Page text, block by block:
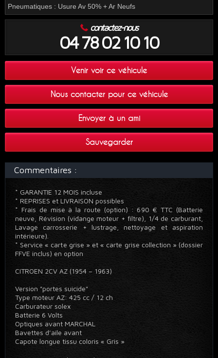
Pneumatiques : Usure Av 50% + Ar Neufs
Venir voir ce véhicule
Nous contacter pour ce véhicule
Envoyer à un ami
Sauvegarder
contactez-nous
04 78 02 10 10
Commentaires :
* GARANTIE 12 MOIS incluse
* REPRISES et LIVRAISON possibles
* Frais de mise à la route (option) : 690 € TTC (Batterie
neuve, Révision (vidange moteur + filtre), 1/4 de carburant,
Lavage carrosserie + lustrage, nettoyage et aspiration
intérieure).
* Service « carte grise » et « carte grise collection » (dossier
FFVE inclus) en option
CITROEN 2CV AZ (1954 – 1963)
Version "portes suicide"
Type moteur AZ: 425 cc / 12 ch
Carburateur solex
Batterie 6 Volts
Optiques avant MARCHAL
Bavettes d’aile avant
Capote longue tissu coloris « Gris »